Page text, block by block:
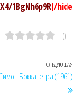
1BgNh6p9R[/hide
0
СЛЕДУЮЩАЯ
Бокканегра (1961)